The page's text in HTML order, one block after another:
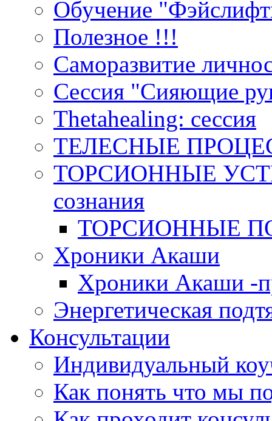
Обучение
Полезное !!!
Саморазвитие
Сессия "Сияющие
Тhetahealing: сессия
ТЕЛЕСНЫЕ
ТОРСИОННЫЕ
сознания
ТОРСИОННЫЕ
Хроники Акаши
Хроники Акаши -
Энергетическая
Консультации
Индивидуальный
Как понять что мы